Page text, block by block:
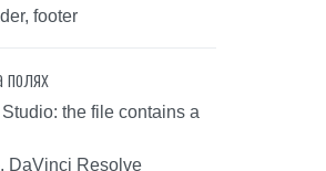
footer
полях
the file contains a
DaVinci Resolve